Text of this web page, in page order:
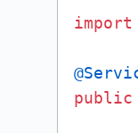
import
public